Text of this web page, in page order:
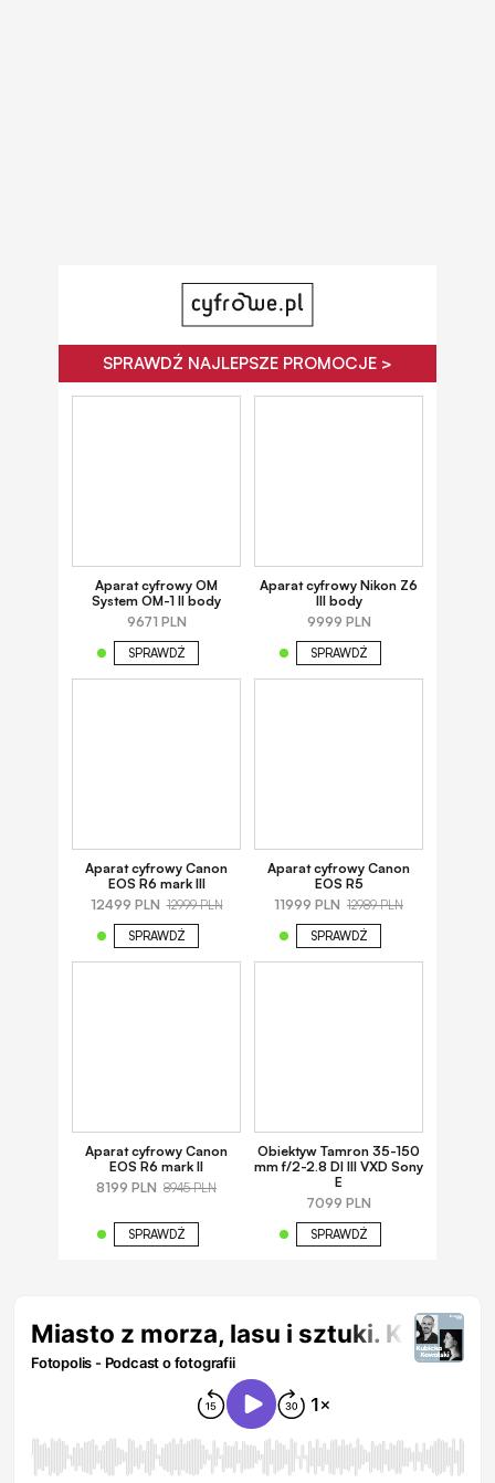
SPRAWDŹ NAJLEPSZE PROMOCJE >
Aparat cyfrowy OM
System OM-1 II body
9671 PLN
SPRAWDŹ
Aparat cyfrowy Nikon Z6
III body
9999 PLN
SPRAWDŹ
Aparat cyfrowy Canon
EOS R6 mark III
12499 PLN 12999 PLN
SPRAWDŹ
Aparat cyfrowy Canon
EOS R5
11999 PLN 12989 PLN
SPRAWDŹ
Aparat cyfrowy Canon
EOS R6 mark II
8199 PLN 8945 PLN
SPRAWDŹ
Obiektyw Tamron 35-150
mm f/2-2.8 DI III VXD Sony
E
7099 PLN
SPRAWDŹ